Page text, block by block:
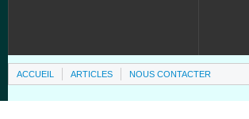
ACCUEIL ARTICLES NOUS CONTACTER